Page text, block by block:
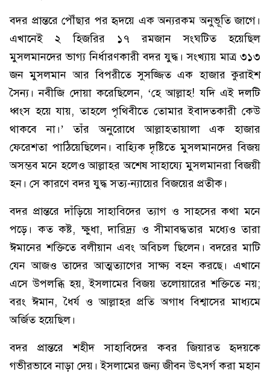
বদর প্রান্তরে পৌঁছার পর হৃদয়ে এক অন্যরকম অনুভূতি জাগে।
এখানেই ২ হিজরির ১৭ রমজান সংঘটিত হয়েছিল
মুসলমানদের ভাগ্য নির্ধারণকারী বদর যুদ্ধ। সংখ্যায় মাত্র ৩১৩
জন মুসলমান আর বিপরীতে সুসজ্জিত এক হাজার কুরাইশ
সৈন্য। নবীজি দোয়া করেছিলেন, ‘হে আল্লাহ! যদি এই দলটি
ধ্বংস হয়ে যায়, তাহলে পৃথিবীতে তোমার ইবাদতকারী কেউ
থাকবে না।’ তাঁর অনুরোধে আল্লাহতায়ালা এক হাজার
ফেরেশতা পাঠিয়েছিলেন। বাহ্যিক দৃষ্টিতে মুসলমানদের বিজয়
অসম্ভব মনে হলেও আল্লাহর অশেষ সাহায্যে মুসলমানরা বিজয়ী
হন। সে কারণে বদর যুদ্ধ সত্য-ন্যায়ের বিজয়ের প্রতীক।
বদর প্রান্তরে দাঁড়িয়ে সাহাবিদের ত্যাগ ও সাহসের কথা মনে
পড়ে। কত কষ্ট, ক্ষুধা, দারিদ্র্য ও সীমাবদ্ধতার মধ্যেও তারা
ঈমানের শক্তিতে বলীয়ান এবং অবিচল ছিলেন। বদরের মাটি
যেন আজও তাদের আত্মত্যাগের সাক্ষ্য বহন করছে। এখানে
এসে উপলব্ধি হয়, ইসলামের বিজয় তলোয়ারের শক্তিতে নয়;
বরং ঈমান, ধৈর্য ও আল্লাহর প্রতি অগাধ বিশ্বাসের মাধ্যমে
অর্জিত হয়েছিল।
বদর প্রান্তরে শহীদ সাহাবিদের কবর জিয়ারত হৃদয়কে
গভীরভাবে নাড়া দেয়। ইসলামের জন্য জীবন উৎসর্গ করা মহান